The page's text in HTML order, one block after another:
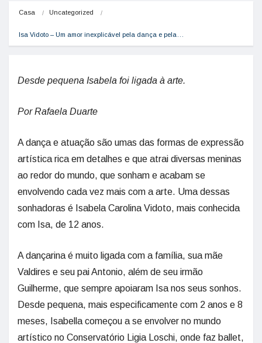
Casa Uncategorized
Isa Vidoto – Um amor inexplicável pela dança e pela…
Desde pequena Isabela foi ligada à arte.
Por Rafaela Duarte
A dança e atuação são umas das formas de expressão
artística rica em detalhes e que atrai diversas meninas
ao redor do mundo, que sonham e acabam se
envolvendo cada vez mais com a arte. Uma dessas
sonhadoras é Isabela Carolina Vidoto, mais conhecida
com Isa, de 12 anos.
A dançarina é muito ligada com a família, sua mãe
Valdires e seu pai Antonio, além de seu irmão
Guilherme, que sempre apoiaram Isa nos seus sonhos.
Desde pequena, mais especificamente com 2 anos e 8
meses, Isabella começou a se envolver no mundo
artístico no Conservatório Ligia Loschi, onde faz ballet,